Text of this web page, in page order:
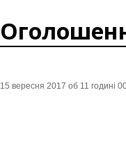
15 вересня 2017 об 11 годині 00